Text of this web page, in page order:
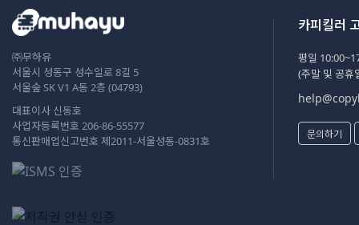
㈜무하유
서울시 성동구 성수일로 8길 5
서울숲 SK V1 A동 2층 (04793)
대표이사 신동호
사업자등록번호 206-86-55577
통신판매업신고번호 제2011-서울성동-0831호
카피킬러
평일
(주말 및 공휴
문의하기